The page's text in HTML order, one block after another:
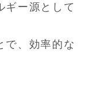
ギー源として
で、効率的な